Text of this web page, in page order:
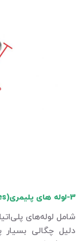
3-لوله های پلیمری(Polymer Pipes)
دلیل چگالی بسیار